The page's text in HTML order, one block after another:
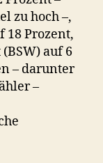
zu hoch –,
18 Prozent,
auf 6
– darunter
–